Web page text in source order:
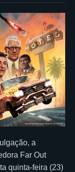
a
Far Out
quinta-feira (23)